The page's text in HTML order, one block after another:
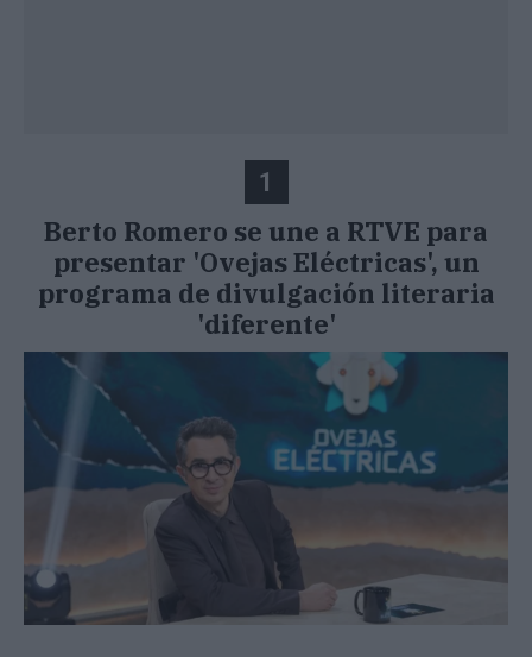
1
Berto Romero se une a RTVE para
presentar 'Ovejas Eléctricas', un
programa de divulgación literaria
'diferente'